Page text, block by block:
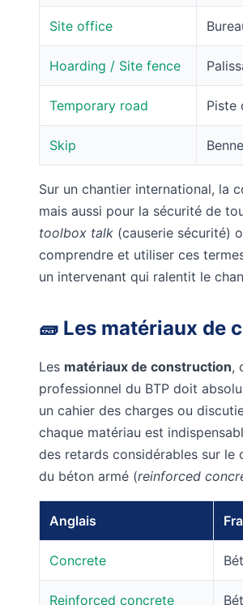
Site office
Hoarding / Site fence
Temporary road Piste
Skip
Sur un chantier international, la
mais aussi pour la sécurité de
toolbox talk (causerie sécurité)
comprendre et utiliser ces
un intervenant qui ralentit le
🧱 Les matériaux de
Les matériaux de construction,
professionnel du BTP doit
un cahier des charges ou
chaque matériau est
des retards considérables sur le
du béton armé (reinforced
Anglais
Concrete
Reinforced concrete